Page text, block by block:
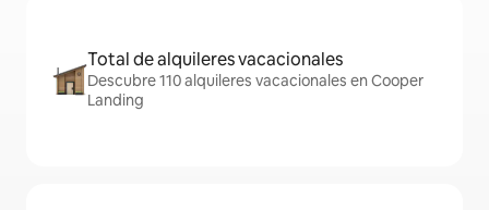
Total de alquileres vacacionales
Descubre 110 alquileres vacacionales en Cooper
Landing